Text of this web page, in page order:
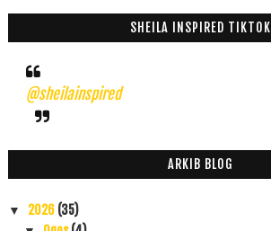
SHEILA INSPIRED TIKTOK
@sheilainspired
ARKIB BLOG
▼ 2026 (35)